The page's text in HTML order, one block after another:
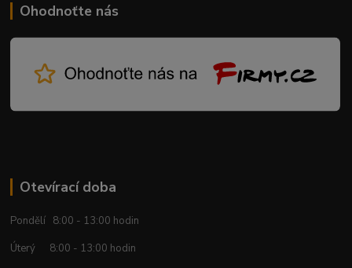
Ohodnoťte nás
Otevírací doba
Pondělí 8:00 - 13:00 hodin
Úterý 8:00 - 13:00 hodin